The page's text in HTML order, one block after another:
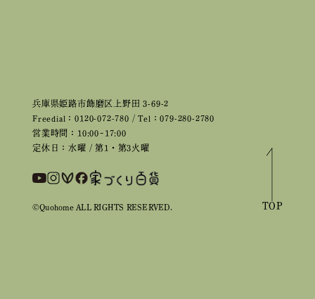
兵庫県姫路市飾磨区上野田 3-69-2
Freedial：0120-072-780 / Tel：079-280-2780
営業時間：10:00~17:00
定休日：水曜 / 第1・第3火曜
©Quohome ALL RIGHTS RESERVED. TOP